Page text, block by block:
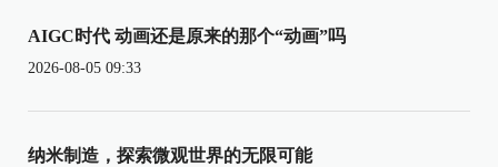
AIGC时代 动画还是原来的那个“动画”吗
2026-08-05 09:33
纳米制造，探索微观世界的无限可能